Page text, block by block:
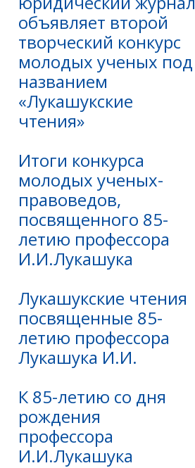
объявляет второй
творческий конкурс
молодых ученых под
названием
«Лукашукские
чтения»
Итоги конкурса
молодых ученых-
правоведов,
посвященного 85-
летию профессора
И.И.Лукашука
Лукашукские чтения
посвященные 85-
летию профессора
Лукашука И.И.
К 85-летию со дня
рождения
профессора
И.И.Лукашука